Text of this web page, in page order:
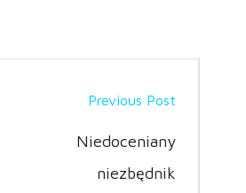
Previous Post
Niedoceniany
niezbędnik